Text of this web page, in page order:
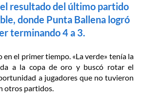
resultado del último partido
donde Punta Ballena logró
terminando 4 a 3.
el primer tiempo. «La verde» tenía la
a la copa de oro y buscó rotar el
a jugadores que no tuvieron
otros partidos.